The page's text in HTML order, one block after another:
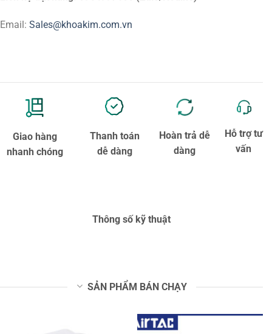
Email: Sales@khoakim.com.vn
Giao hàng
nhanh chóng
Thanh toán
dễ dàng
Hoàn trả dễ
dàng
Hỗ trợ tư
vấn
Thông số kỹ thuật
SẢN PHẨM BÁN CHẠY